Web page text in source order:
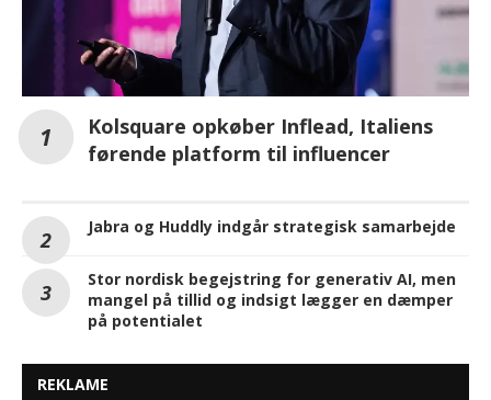
Kolsquare opkøber Inflead, Italiens
førende platform til influencer
Jabra og Huddly indgår strategisk samarbejde
Stor nordisk begejstring for generativ AI, men
mangel på tillid og indsigt lægger en dæmper
på potentialet
REKLAME